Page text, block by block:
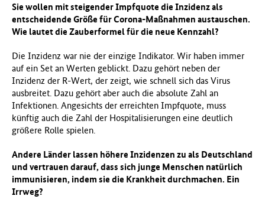
Sie wollen mit steigender Impfquote die Inzidenz als
entscheidende Größe für Corona-Maßnahmen austauschen.
Wie lautet die Zauberformel für die neue Kennzahl?
Die Inzidenz war nie der einzige Indikator. Wir haben immer
auf ein Set an Werten geblickt. Dazu gehört neben der
Inzidenz der R-Wert, der zeigt, wie schnell sich das Virus
ausbreitet. Dazu gehört aber auch die absolute Zahl an
Infektionen. Angesichts der erreichten Impfquote, muss
künftig auch die Zahl der Hospitalisierungen eine deutlich
größere Rolle spielen.
Andere Länder lassen höhere Inzidenzen zu als Deutschland
und vertrauen darauf, dass sich junge Menschen natürlich
immunisieren, indem sie die Krankheit durchmachen. Ein
Irrweg?